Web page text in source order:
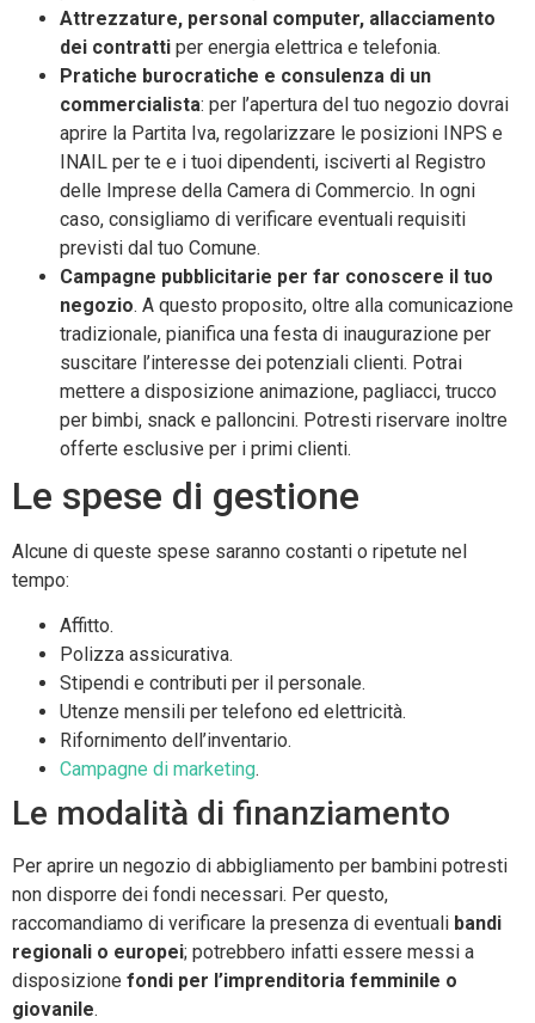
Attrezzature, personal computer, allacciamento
dei contratti per energia elettrica e telefonia.
Pratiche burocratiche e consulenza di un
commercialista: per l’apertura del tuo negozio dovrai
aprire la Partita Iva, regolarizzare le posizioni INPS e
INAIL per te e i tuoi dipendenti, isciverti al Registro
delle Imprese della Camera di Commercio. In ogni
caso, consigliamo di verificare eventuali requisiti
previsti dal tuo Comune.
Campagne pubblicitarie per far conoscere il tuo
negozio. A questo proposito, oltre alla comunicazione
tradizionale, pianifica una festa di inaugurazione per
suscitare l’interesse dei potenziali clienti. Potrai
mettere a disposizione animazione, pagliacci, trucco
per bimbi, snack e palloncini. Potresti riservare inoltre
offerte esclusive per i primi clienti.
Le spese di gestione
Alcune di queste spese saranno costanti o ripetute nel
tempo:
Affitto.
Polizza assicurativa.
Stipendi e contributi per il personale.
Utenze mensili per telefono ed elettricità.
Rifornimento dell’inventario.
Campagne di marketing.
Le modalità di finanziamento
Per aprire un negozio di abbigliamento per bambini potresti
non disporre dei fondi necessari. Per questo,
raccomandiamo di verificare la presenza di eventuali bandi
regionali o europei; potrebbero infatti essere messi a
disposizione fondi per l’imprenditoria femminile o
giovanile.